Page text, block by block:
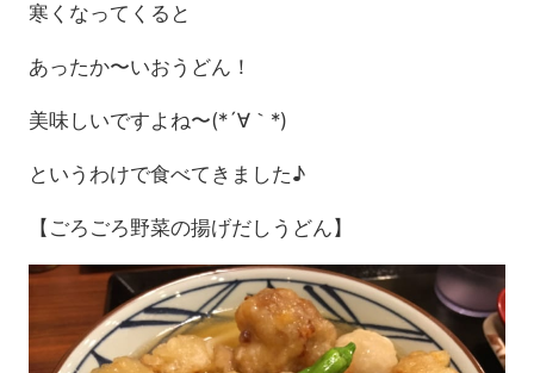
寒くなってくると
あったか〜いおうどん！
美味しいですよね〜(*´∀｀*)
というわけで食べてきました♪
【ごろごろ野菜の揚げだしうどん】